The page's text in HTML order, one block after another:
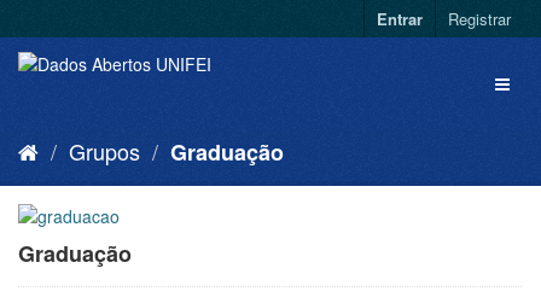
Entrar Registrar
Grupos Graduação
Graduação